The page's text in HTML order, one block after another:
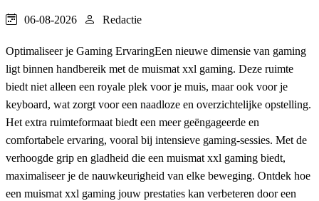
06-08-2026 Redactie
Optimaliseer je Gaming ErvaringEen nieuwe dimensie van gaming
ligt binnen handbereik met de muismat xxl gaming. Deze ruimte
biedt niet alleen een royale plek voor je muis, maar ook voor je
keyboard, wat zorgt voor een naadloze en overzichtelijke opstelling.
Het extra ruimteformaat biedt een meer geëngageerde en
comfortabele ervaring, vooral bij intensieve gaming-sessies. Met de
verhoogde grip en gladheid die een muismat xxl gaming biedt,
maximaliseer je de nauwkeurigheid van elke beweging. Ontdek hoe
een muismat xxl gaming jouw prestaties kan verbeteren door een